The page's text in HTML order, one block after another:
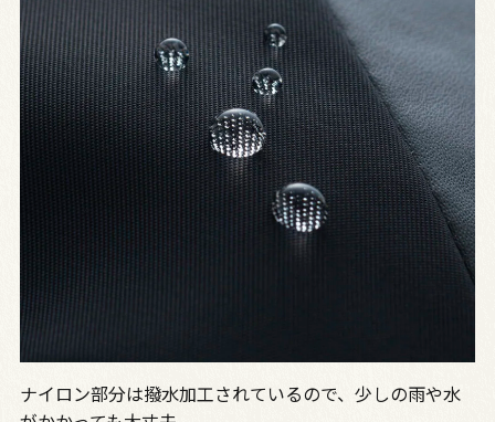
ナイロン部分は撥水加工されているので、少しの雨や水